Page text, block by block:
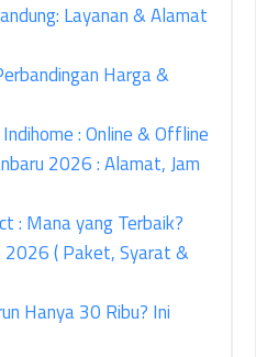
Layanan & Alamat
Harga &
: Online & Offline
2026 : Alamat, Jam
: Mana yang Terbaik?
2026 ( Paket, Syarat &
Hanya 30 Ribu? Ini